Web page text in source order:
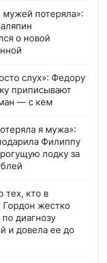
потеряла»:
о новой
слух»: Федору
приписывают
— с кем
я мужа»:
Филиппу
лодку за
тех, кто в
Гордон жестко
диагнозу
и довела ее до